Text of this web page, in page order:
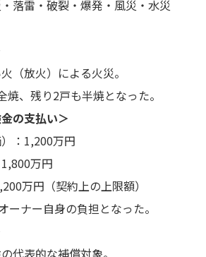
落雷・破裂・爆発・風災・水災
（放火）による火災。
、残り2戸も半焼となった。
の支払い＞
：1,200万円
万円
万円（契約上の上限額）
ナー自身の負担となった。
代表的な補償対象。